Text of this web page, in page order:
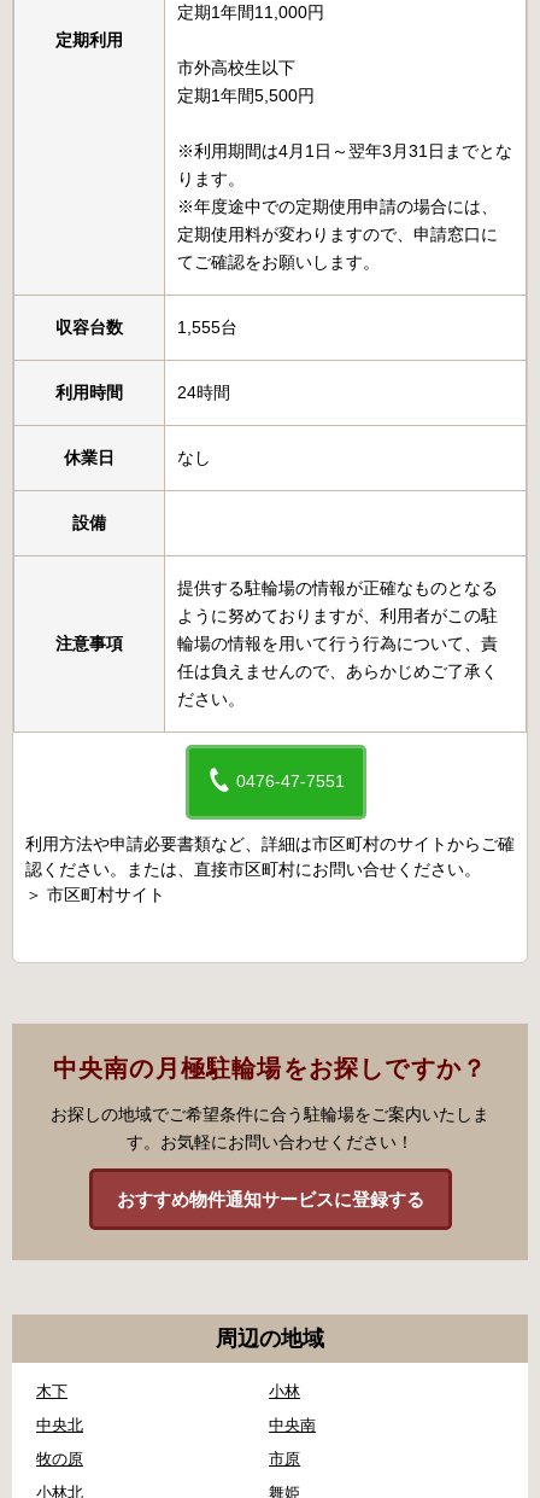
定期利用
定期1年間11,000円
市外高校生以下
定期1年間5,500円
※利用期間は4月1日～翌年3月31日までとな
ります。
※年度途中での定期使用申請の場合には、
定期使用料が変わりますので、申請窓口に
てご確認をお願いします。
収容台数 1,555台
利用時間 24時間
休業日 なし
設備
注意事項
提供する駐輪場の情報が正確なものとなる
ように努めておりますが、利用者がこの駐
輪場の情報を用いて行う行為について、責
任は負えませんので、あらかじめご了承く
ださい。
0476-47-7551
利用方法や申請必要書類など、詳細は市区町村のサイトからご確
認ください。または、直接市区町村にお問い合せください。
＞ 市区町村サイト
中央南の月極駐輪場をお探しですか？
お探しの地域でご希望条件に合う駐輪場をご案内いたしま
す。お気軽にお問い合わせください！
おすすめ物件通知サービスに登録する
周辺の地域
木下
小林
中央北
中央南
牧の原
市原
小林北
舞姫